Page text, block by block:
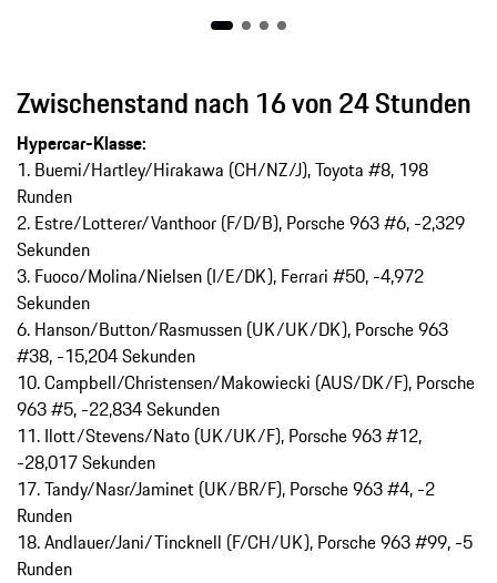
Zwischenstand nach 16 von 24 Stunden
Hypercar-Klasse:
1. Buemi/Hartley/Hirakawa (CH/NZ/J), Toyota #8, 198
Runden
2. Estre/Lotterer/Vanthoor (F/D/B), Porsche 963 #6, -2,329
Sekunden
3. Fuoco/Molina/Nielsen (I/E/DK), Ferrari #50, -4,972
Sekunden
6. Hanson/Button/Rasmussen (UK/UK/DK), Porsche 963
#38, -15,204 Sekunden
10. Campbell/Christensen/Makowiecki (AUS/DK/F), Porsche
963 #5, -22,834 Sekunden
11. Ilott/Stevens/Nato (UK/UK/F), Porsche 963 #12,
-28,017 Sekunden
17. Tandy/Nasr/Jaminet (UK/BR/F), Porsche 963 #4, -2
Runden
18. Andlauer/Jani/Tincknell (F/CH/UK), Porsche 963 #99, -5
Runden